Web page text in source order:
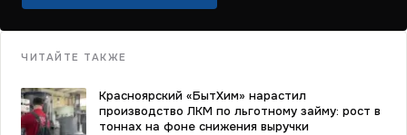
ЧИТАЙТЕ ТАКЖЕ
Красноярский «БытХим» нарастил
производство ЛКМ по льготному займу: рост в
тоннах на фоне снижения выручки